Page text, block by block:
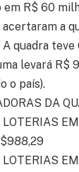
R$ 60
a
A quadra
levará R$
o país).
DA